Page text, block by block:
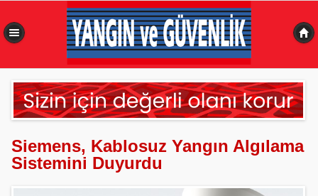
Siemens, Kablosuz Yangın Algılama
Sistemini Duyurdu
0,535 sn